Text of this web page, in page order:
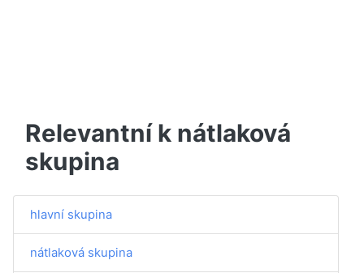
Relevantní k nátlaková
skupina
hlavní skupina
nátlaková skupina